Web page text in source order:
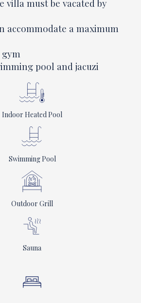
villa must be vacated by
accommodate a maximum
pool and jacuzi
Indoor Heated Pool
Swimming Pool
Outdoor Grill
Sauna